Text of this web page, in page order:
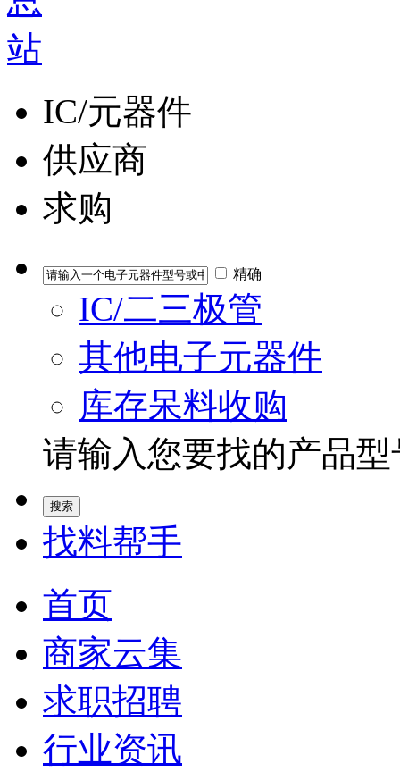
IC/元器件
供应商
求购
精确
IC/二三极管
其他电子元器件
库存呆料收购
请输入您要找的产品型
找料帮手
首页
商家云集
求职招聘
行业资讯